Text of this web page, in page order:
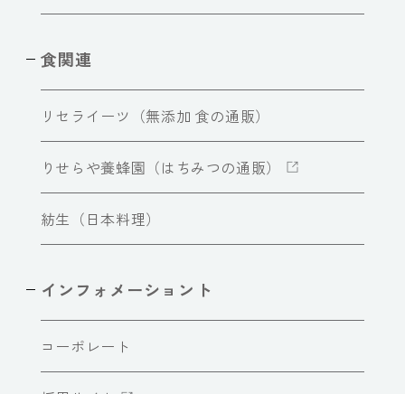
食関連
リセライーツ（無添加 食の通販）
りせらや養蜂園（はちみつの通販）
紡生（日本料理）
インフォメーショント
コーポレート